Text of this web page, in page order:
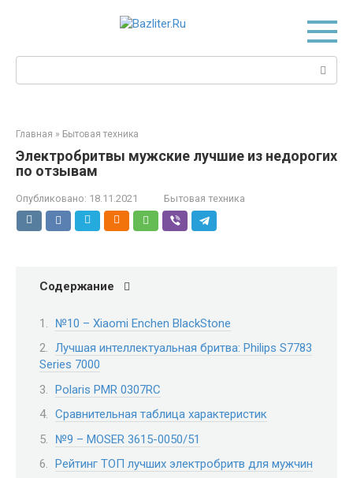
Главная » Бытовая техника
Электробритвы мужские лучшие из недорогих
по отзывам
Опубликовано: 18.11.2021 Бытовая техника
Содержание
№10 – Xiaomi Enchen BlackStone
Лучшая интеллектуальная бритва: Philips S7783
Series 7000
Polaris PMR 0307RC
Сравнительная таблица характеристик
№9 – MOSER 3615-0050/51
Рейтинг ТОП лучших электробритв для мужчин